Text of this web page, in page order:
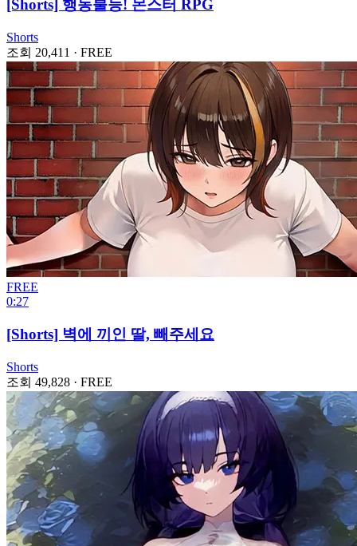
[Shorts] 행동불능! 몬스터 RPG
Shorts
조회 20,411 · FREE
FREE
0:27
[Shorts] 벽에 끼인 딸, 빼주세요
Shorts
조회 49,828 · FREE